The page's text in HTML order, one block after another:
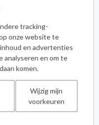
tracking-
onze website te
en advertenties
analyseren en om te
komen.
Wijzig mijn
voorkeuren